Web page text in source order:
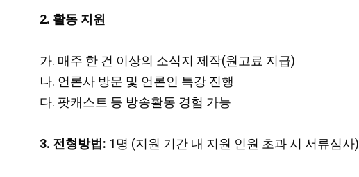
2. 활동 지원
가. 매주 한 건 이상의 소식지 제작(원고료 지급)
나. 언론사 방문 및 언론인 특강 진행
다. 팟캐스트 등 방송활동 경험 가능
3. 전형방법: 1명 (지원 기간 내 지원 인원 초과 시 서류심사)